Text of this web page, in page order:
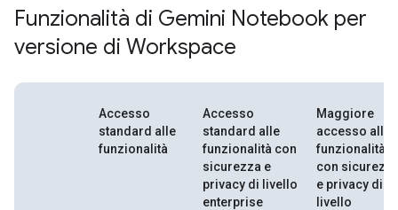
Funzionalità di Gemini Notebook per
versione di Workspace
Accesso
standard alle
funzionalità
Accesso
standard alle
funzionalità con
sicurezza e
privacy di livello
enterprise
Maggiore
accesso alle
funzionalità
con
e privacy di
livello